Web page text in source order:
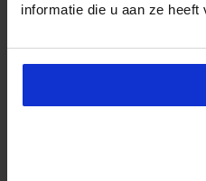
informatie die u aan ze